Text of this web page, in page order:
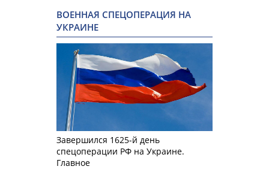
ВОЕННАЯ СПЕЦОПЕРАЦИЯ НА
УКРАИНЕ
Завершился 1625-й день
спецоперации РФ на Украине.
Главное